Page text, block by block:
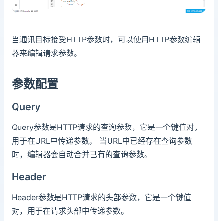
当通讯目标接受HTTP参数时，可以使用HTTP参数编辑
器来编辑请求参数。
参数配置
Query
Query参数是HTTP请求的查询参数，它是一个键值对，
用于在URL中传递参数。 当URL中已经存在查询参数
时，编辑器会自动合并已有的查询参数。
Header
Header参数是HTTP请求的头部参数，它是一个键值
对，用于在请求头部中传递参数。